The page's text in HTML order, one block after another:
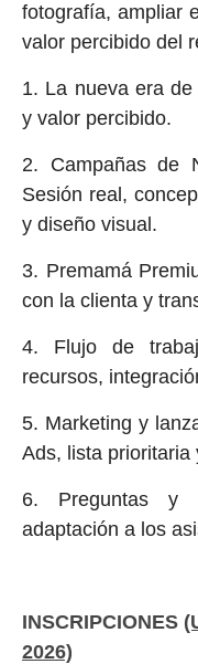
fotografía, ampliar
valor percibido del
1. La nueva era
y valor percibido.
2. Campañas de
Sesión real,
y diseño visual.
3. Premamá
con la clienta y
4. Flujo de
recursos,
5. Marketing y
Ads, lista prioritaria
6. Preguntas y
adaptación a los
INSCRIPCIONES
2026)